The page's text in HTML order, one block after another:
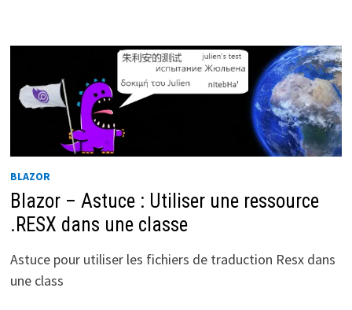
BLAZOR
Blazor – Astuce : Utiliser une ressource
.RESX dans une classe
Astuce pour utiliser les fichiers de traduction Resx dans
une class